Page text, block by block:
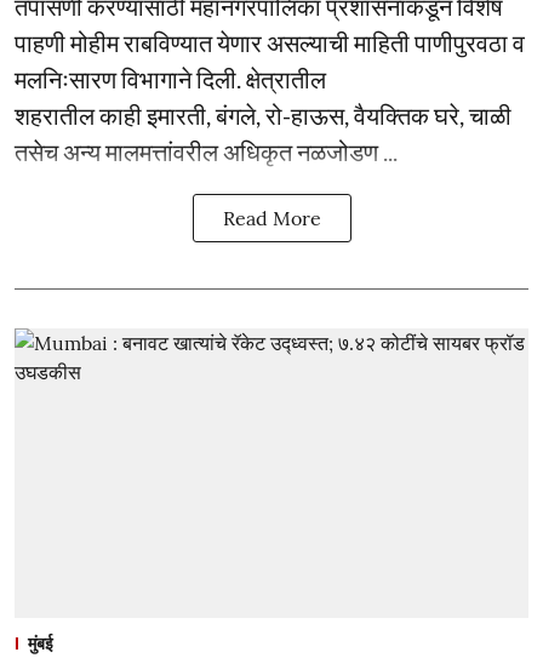
तपासणी करण्यासाठी महानगरपालिका प्रशासनाकडून विशेष
पाहणी मोहीम राबविण्यात येणार असल्याची माहिती पाणीपुरवठा व
मलनिःसारण विभागाने दिली. क्षेत्रातील
शहरातील काही इमारती, बंगले, रो-हाऊस, वैयक्तिक घरे, चाळी
तसेच अन्य मालमत्तांवरील अधिकृत नळजोडण ...
Read More
मुंबई